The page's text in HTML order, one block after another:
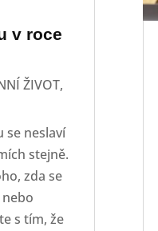
v roce
ŽIVOT,
se neslaví
stejně.
zda se
s tím, že